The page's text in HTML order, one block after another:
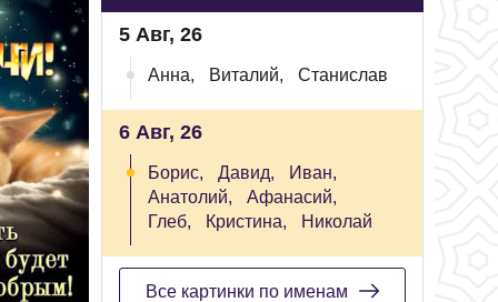
5 Авг, 26
Анна, Виталий, Станислав
6 Авг, 26
Борис, Давид,
Иван,
Анатолий,
Афанасий,
Глеб,
Кристина, Николай
Все картинки по именам